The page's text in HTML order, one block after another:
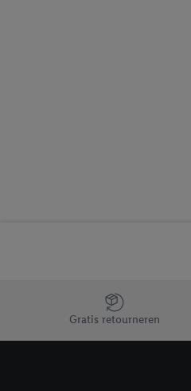
Jouw voordelen bij ons als Lidl
Gratis retourneren